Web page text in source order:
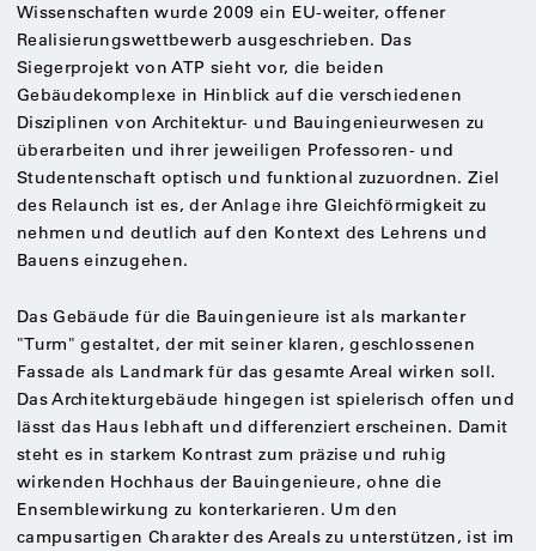
Wissenschaften wurde 2009 ein EU-weiter, offener
Realisierungswettbewerb ausgeschrieben. Das
Siegerprojekt von ATP sieht vor, die beiden
Gebäudekomplexe in Hinblick auf die verschiedenen
Disziplinen von Architektur- und Bauingenieurwesen zu
überarbeiten und ihrer jeweiligen Professoren- und
Studentenschaft optisch und funktional zuzuordnen. Ziel
des Relaunch ist es, der Anlage ihre Gleichförmigkeit zu
nehmen und deutlich auf den Kontext des Lehrens und
Bauens einzugehen.
Das Gebäude für die Bauingenieure ist als markanter
"Turm" gestaltet, der mit seiner klaren, geschlossenen
Fassade als Landmark für das gesamte Areal wirken soll.
Das Architekturgebäude hingegen ist spielerisch offen und
lässt das Haus lebhaft und differenziert erscheinen. Damit
steht es in starkem Kontrast zum präzise und ruhig
wirkenden Hochhaus der Bauingenieure, ohne die
Ensemblewirkung zu konterkarieren. Um den
campusartigen Charakter des Areals zu unterstützen, ist im